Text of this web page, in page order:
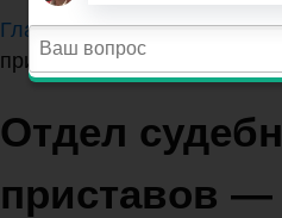
Главная>Ульяновская
приставов — Кузоватово,
Отдел
приставов —